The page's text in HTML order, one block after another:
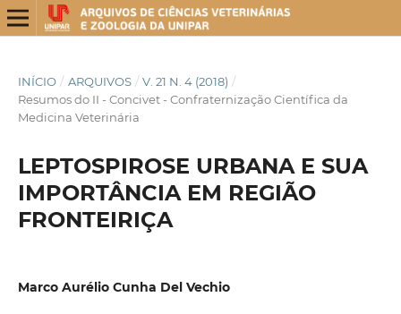
INÍCIO / ARQUIVOS / V. 21 N. 4 (2018) /
Resumos do II - Concivet - Confraternização Científica da
Medicina Veterinária
LEPTOSPIROSE URBANA E SUA
IMPORTÂNCIA EM REGIÃO
FRONTEIRIÇA
Marco Aurélio Cunha Del Vechio